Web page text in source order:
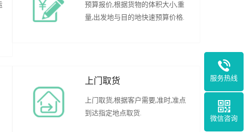
预算报价,根据货物的体积大小,重
量,出发地与目的地快速预算价格.
上门取货
上门取货,根据客户需要,准时,准点
到达指定地点取货.
服务热线
微信咨询